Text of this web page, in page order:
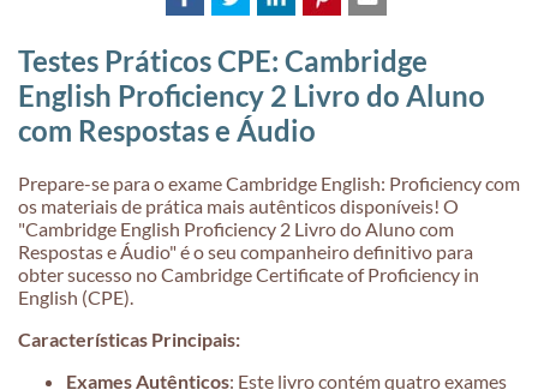
Testes Práticos CPE: Cambridge
English Proficiency 2 Livro do Aluno
com Respostas e Áudio
Prepare-se para o exame Cambridge English: Proficiency com
os materiais de prática mais autênticos disponíveis! O
"Cambridge English Proficiency 2 Livro do Aluno com
Respostas e Áudio" é o seu companheiro definitivo para
obter sucesso no Cambridge Certificate of Proficiency in
English (CPE).
Características Principais:
Exames Autênticos: Este livro contém quatro exames